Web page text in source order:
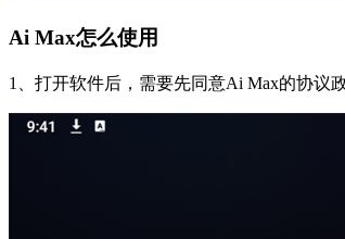
Ai Max怎么使用
1、打开软件后，需要先同意Ai Max的协议政